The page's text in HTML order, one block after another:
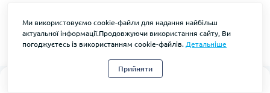
0
На основі OpenCart
Ми використовуємо cookie-файли для надання найбільш
актуальної інформації.Продовжуючи використання сайту, Ви
погоджуєтесь із використанням cookie-файлів. Детальніше
Прийняти